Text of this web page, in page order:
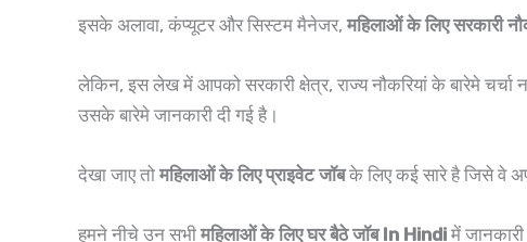
इसके अलावा, कंप्यूटर और सिस्टम मैनेजर, महिलाओं के लिए सरकारी
लेकिन, इस लेख में आपको सरकारी क्षेत्र, राज्य नौकरियां के बारेमे चर्चा
उसके बारेमे जानकारी दी गई है।
देखा जाए तो महिलाओं के लिए प्राइवेट जॉबके लिए कई सारे है जिसे वे
हमने नीचे उन सभी महिलाओं के लिए घर बैठे जॉब In Hindi में